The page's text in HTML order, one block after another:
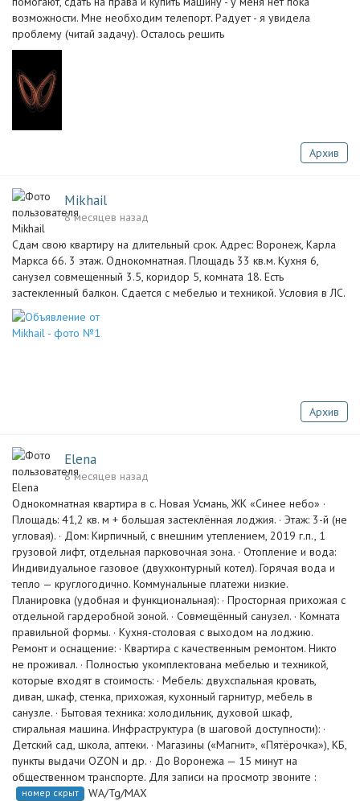
возможности. Мне необходим телепорт. Радует - я увидела
проблему (читай задачу). Осталось решить
Архив
Mikhail
8 месяцев назад
Сдам свою квартиру на длительный срок. Адрес: Воронеж, Карла
Маркса 66. 3 этаж. Однокомнатная. Площадь 33 кв.м. Кухня 6,
санузел совмещенный 3.5, коридор 5, комната 18. Есть
застекленный балкон. Сдается с мебелью и техникой. Условия в ЛС.
Архив
Elena
8 месяцев назад
Однокомнатная квартира в с. Новая Усмань, ЖК «Синее небо» ·
Площадь: 41,2 кв. м + большая застеклённая лоджия. · Этаж: 3-й (не
угловая). · Дом: Кирпичный, с внешним утеплением, 2019 г.п., 1
грузовой лифт, отдельная парковочная зона. · Отопление и вода:
Индивидуальное газовое (двухконтурный котел). Горячая вода и
тепло — круглогодично. Коммунальные платежи низкие.
Планировка (удобная и функциональная): · Просторная прихожая с
отдельной гардеробной зоной. · Совмещённый санузел. · Комната
правильной формы. · Кухня-столовая с выходом на лоджию.
Ремонт и оснащение: · Квартира с качественным ремонтом. Никто
не проживал. · Полностью укомплектована мебелью и техникой,
которые входят в стоимость: · Мебель: двухспальная кровать,
диван, шкаф, стенка, прихожая, кухонный гарнитур, мебель в
санузле. · Бытовая техника: холодильник, духовой шкаф,
стиральная машина. Инфраструктура (в шаговой доступности): ·
Детский сад, школа, аптеки. · Магазины («Магнит», «Пятёрочка»), КБ,
пункты выдачи OZON и др. · До Воронежа — 15 минут на
общественном транспорте. Для записи на просмотр звоните :
номер скрыт WA/Tg/MAX